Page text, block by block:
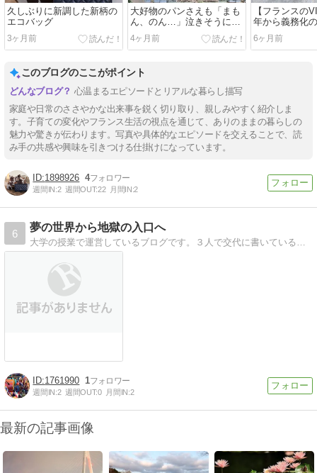
久しぶりに新調した新柄の
エコバッグ
3ヶ月前
大好物のパンさえも「まも
ん、のん…」泣きそうにな
った、息子の異変
4ヶ月前
【フランスの
年から義務化
civique 受験
6ヶ月前
このブログのここがポイント
心温まるエピソードとリアルな暮らし描写
家庭や日常のささやかな出来事を鋭く切り取り、親しみやすく紹介しま
す。子育ての変化やフランス生活の視点を通じて、ありのままの暮らしの
魅力や驚きが伝わります。写真や具体的なエピソードを交えることで、読
み手の共感や興味を引きつける仕掛けになっています。
1898926 4
週間IN:2 週間OUT:22 月間IN:2
6
夢の世界から地獄の入口へ
1761990 1
週間IN:2 週間OUT:0 月間IN:2
最新の記事画像